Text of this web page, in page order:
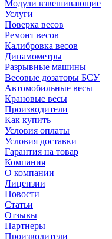
Модули взвешивающие
Услуги
Поверка весов
Ремонт весов
Калибровка весов
Динамометры
Разрывные машины
Весовые дозаторы БСУ
Автомобильные весы
Крановые весы
Производители
Как купить
Условия оплаты
Условия доставки
Гарантия на товар
Компания
О компании
Лицензии
Новости
Статьи
Отзывы
Партнеры
Производители